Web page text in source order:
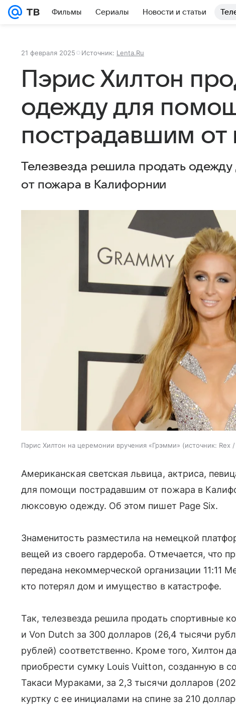
Фильмы Сериалы Новости и статьи
21 февраля 2025 Источник: Lenta.Ru
Пэрис Хилтон
одежду для
пострадавшим
Телезвезда решила продать
от пожара в Калифорнии
Пэрис Хилтон на церемонии вручения «Грэмми» источник: Rex
Американская светская львица, актриса,
для помощи пострадавшим от пожара в
люксовую одежду. Об этом пишет Page Six.
Знаменитость разместила на немецкой
вещей из своего гардероба. Отмечается, что
передана некоммерческой организации 11:11
кто потерял дом и имущество в катастрофе.
Так, телезвезда решила продать спортивные
и Von Dutch за 300 долларов (26,4 тысячи
рублей) соответственно. Кроме того, Хилтон
приобрести сумку Louis Vuitton, созданную в
Такаси Мураками, за 2,3 тысячи долларов
куртку с ее инициалами на спине за 210